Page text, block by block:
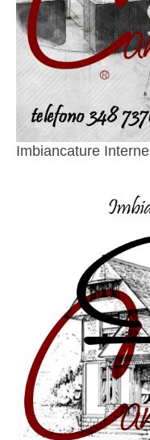
Imbiancature Interne